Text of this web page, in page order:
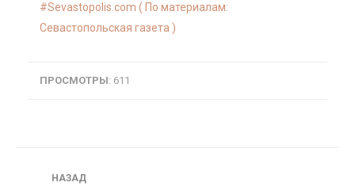
Sevastopolis.com ( По материалам:
Севастопольская газета )
ПРОСМОТРЫ: 611
Навигация
НАЗАД